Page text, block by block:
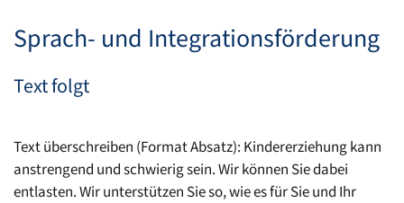
Sprach- und Integrationsförderung
Text folgt
Text überschreiben (Format Absatz): Kindererziehung kann
anstrengend und schwierig sein. Wir können Sie dabei
entlasten. Wir unterstützen Sie so, wie es für Sie und Ihr